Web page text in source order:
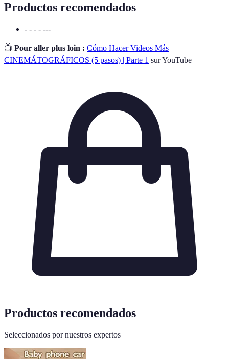
Productos recomendados
- - - - ---
📺 Pour aller plus loin : Cómo Hacer Videos Más
CINEMÁTOGRÁFICOS (5 pasos) | Parte 1 sur YouTube
Productos recomendados
Seleccionados por nuestros expertos